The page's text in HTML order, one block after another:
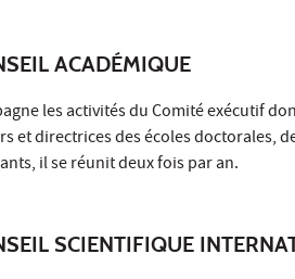
ACADÉMIQUE
les activités du Comité exécutif
et directrices des écoles doctorales,
il se réunit deux fois par an.
SCIENTIFIQUE